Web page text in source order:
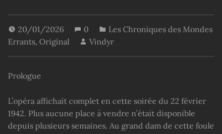
20/01/2026 0
Les Chroniques des Mondes
Errants, Original Vindyr
Prologue
L’opéra affichait complet en cette soirée du 22 février
1942. Plus aucune place à vendre n’était disponible
depuis plusieurs semaines. Au grand dam de cette foule